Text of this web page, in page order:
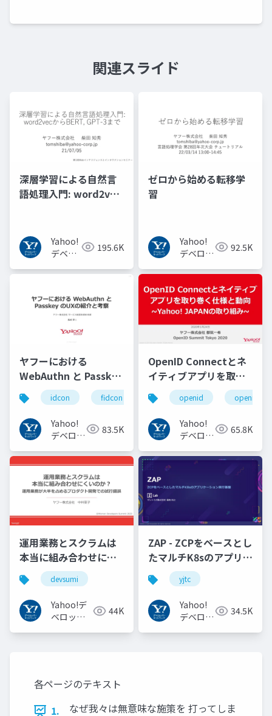
関連スライド
深層学習による自然言
語処理入門: word2vec
Yahoo!
デベロ
ネット
195.6K
ゼロから始める転移学
習
Yahoo!
デベロッ
トワーク
92.5K
ヤフーにおける
WebAuthn と Passkey
の UX の紹介と考察
#idcon #fidcon
idcon fidcon
Yahoo!
デベロッ
トワーク
83.5K
OpenID Connectとネ
イティブアプリを取り
巻く仕様と動向 Yahoo!
JAPANの取り組み
#openid
#openid_tokyo
openid
Yahoo!
デベロッ
トワーク
65.8K
運用業務とスクラムは
本当に組み合わせにく
いのか︖運用業務が大
半を占めるプロダクト
開発での試行錯誤
devsumi
Yahoo!デ
ベロッパ
44K
ZAP - ZCPをベースとし
たマルチK8sのアプリケ
ーション実行基盤
#YJTC / YJTC21 B-3
yjtc
Yahoo!
デベロッ
34.5K
各ページのテキスト
1.
なぜ我々は無意味な施策を 打ってしま